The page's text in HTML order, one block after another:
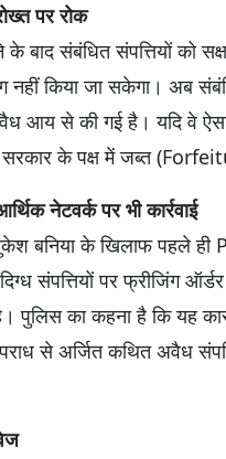
पर रोक
के बाद संबंधित संपत्तियों को
किया जा सकेगा। अब
वैध आय से की गई है। यदि वे
सरकार के पक्ष में जब्त
नेटवर्क पर भी कार्रवाई
बनिया के खिलाफ पहले
संपत्तियों पर फ्रीजिंग
है। पुलिस का कहना है कि यह
से अर्जित कथित अवैध